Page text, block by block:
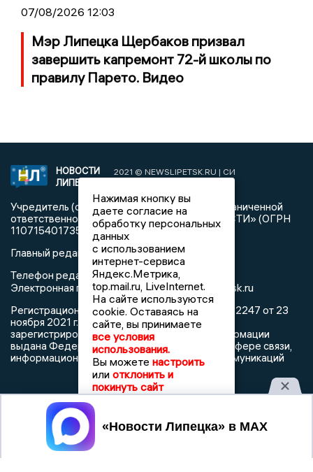
07/08/2026 12:03
Мэр Липецка Щербаков призвал
завершить капремонт 72-й школы по
правилу Парето. Видео
НОВОСТИ
ЛИПЕЦКА
2021 © NEWSLIPETSK.RU | СИ
Учредитель (соучредители): Общество с ограниченной
ответственностью «РЕГИОНАЛЬНЫЕ НОВОСТИ» (ОГРН
1107154017354)
Главный редактор: Герцог Е.Г.
Телефон редакции: +7 903 699 9427
Электронная почта редакции:info@newslipetsk.ru
Регистрационный номер: серия Эл № ФС77-82247 от 23
ноября 2021 г. согласно выписке из реестра
зарегистрированных средств массовой информации
выдана Федеральной службой по надзору в сфере связи,
информационных технологий и массовых коммуникаций
Нажимая кнопку вы
даете согласие на
обработку персональных
данных
с использованием
интернет-сервиса
Яндекс.Метрика,
top.mail.ru, LiveInternet.
На сайте используются
cookie. Оставаясь на
сайте, вы принимаете
все условия
использования.
Вы можете настроить
или отклонить и
покинуть сайт
Принять